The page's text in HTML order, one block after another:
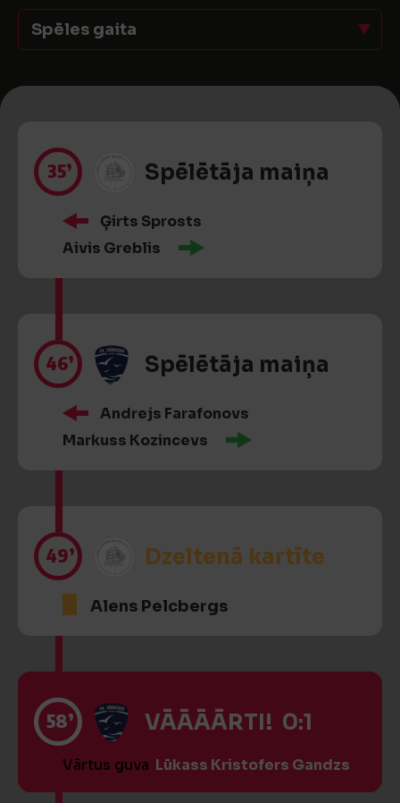
Spēles gaita
35’ Spēlētāja maiņa
Ģirts Sprosts
Aivis Greblis
46’ Spēlētāja maiņa
Andrejs Farafonovs
Markuss Kozincevs
49’ Dzeltenā kartīte
Alens Pelcbergs
58’ VĀĀĀĀRTI! 0:1
Vārtus guva Lūkass Kristofers Gandzs